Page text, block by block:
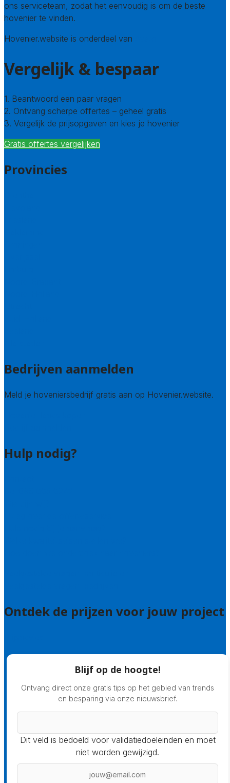
ons serviceteam, zodat het eenvoudig is om de beste
hovenier te vinden.
Hovenier.website is onderdeel van
Vergelijk & bespaar
1. Beantwoord een paar vragen
2. Ontvang scherpe offertes – geheel gratis
3. Vergelijk de prijsopgaven en kies je hovenier
Gratis offertes vergelijken
Provincies
Bedrijven aanmelden
Meld je hoveniersbedrijf gratis aan op Hovenier.website.
Hulp nodig?
Ontdek de prijzen voor jouw project
Blijf op de hoogte!
Ontvang direct onze gratis tips op het gebied van trends
en besparing via onze nieuwsbrief.
Dit veld is bedoeld voor validatiedoeleinden en moet
niet worden gewijzigd.